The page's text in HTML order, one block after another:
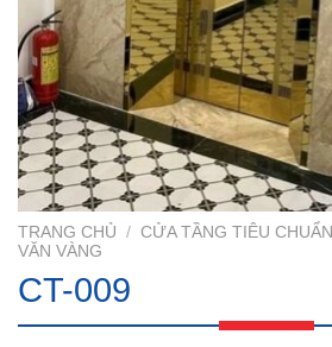
TRANG CHỦ / CỬA TẦNG TIÊU CHUẨN
VĂN VÀNG
CT-009